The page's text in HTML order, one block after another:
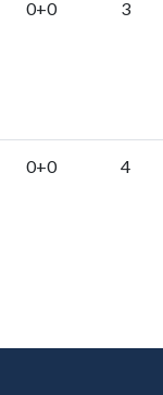
0+0 3
0+0 4